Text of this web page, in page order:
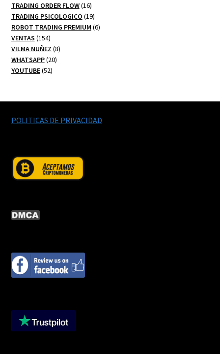
productos
TRADING ORDER FLOW 1616
productos
TRADING PSICOLOGICO 1919
productos
ROBOT TRADING PREMIUM 66
VENTAS 154154
productos
VILMA NUÑEZ 88
WHATSAPP 2020
YOUTUBE 5252
POLITICAS DE PRIVACIDAD